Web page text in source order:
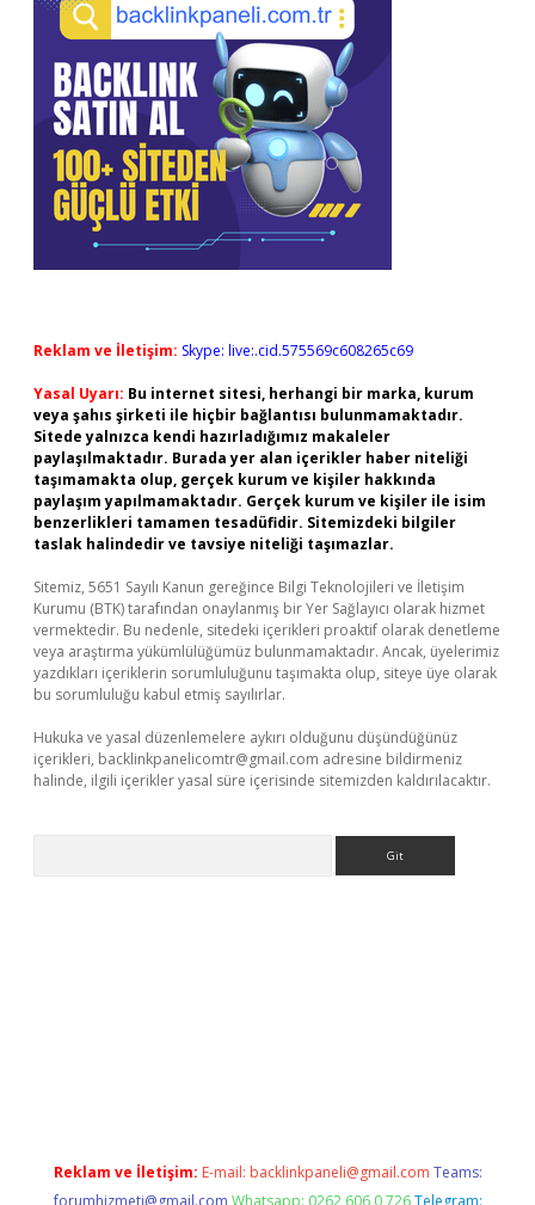
Reklam ve İletişim: Skype: live:.cid.575569c608265c69
Yasal Uyarı: Bu internet sitesi, herhangi bir marka, kurum
veya şahıs şirketi ile hiçbir bağlantısı bulunmamaktadır.
Sitede yalnızca kendi hazırladığımız makaleler
paylaşılmaktadır. Burada yer alan içerikler haber niteliği
taşımamakta olup, gerçek kurum ve kişiler hakkında
paylaşım yapılmamaktadır. Gerçek kurum ve kişiler ile isim
benzerlikleri tamamen tesadüfidir. Sitemizdeki bilgiler
taslak halindedir ve tavsiye niteliği taşımazlar.
Sitemiz, 5651 Sayılı Kanun gereğince Bilgi Teknolojileri ve İletişim
Kurumu (BTK) tarafından onaylanmış bir Yer Sağlayıcı olarak hizmet
vermektedir. Bu nedenle, sitedeki içerikleri proaktif olarak denetleme
veya araştırma yükümlülüğümüz bulunmamaktadır. Ancak, üyelerimiz
yazdıkları içeriklerin sorumluluğunu taşımakta olup, siteye üye olarak
bu sorumluluğu kabul etmiş sayılırlar.
Hukuka ve yasal düzenlemelere aykırı olduğunu düşündüğünüz
içerikleri, backlinkpanelicomtr@gmail.com adresine bildirmeniz
halinde, ilgili içerikler yasal süre içerisinde sitemizden kaldırılacaktır.
Reklam ve İletişim: E-mail: backlinkpaneli@gmail.com Teams:
forumhizmeti@gmail.com Whatsapp: 0262 606 0 726 Telegram: